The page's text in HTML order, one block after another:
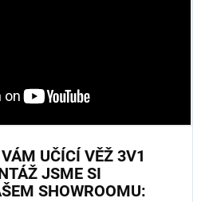
UČÍCÍ VĚŽ 3V1
JSME SI
SHOWROOMU: